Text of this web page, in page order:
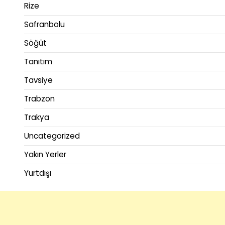
Rize
Safranbolu
Söğüt
Tanıtım
Tavsiye
Trabzon
Trakya
Uncategorized
Yakın Yerler
Yurtdışı